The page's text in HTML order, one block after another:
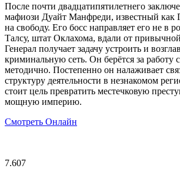
После почти двадцатипятилетнего
мафиози Дуайт Манфреди, известный как
на свободу. Его босс направляет его не в
Талсу, штат Оклахома, вдали от
Генерал получает задачу устроить и
криминальную сеть. Он берётся за работу
методично. Постепенно он налаживает
структуру деятельности в незнакомом
стоит цель превратить местечковую
мощную империю.
Смотреть Онлайн
7.607